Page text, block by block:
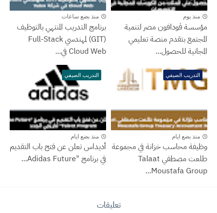
منذ يوم
مؤسسة ڤودافون مصر لتنمية
المجتمع بتقدم منصة تعليمي
المجانية للحصول...
منذ بضع ساعات
برنامج التدريب المنتهي بالتوظيف
(GIT) لمهندسي Full-Stack
Cloud Web في...
التدريب الصيفي
منذ بضع ايام
وظيفة محاسب خزانة في مجموعة
طلعت مصطفي Talaat
Moustafa Group...
التدريب الصيفي
منذ بضع ايام
أديداس تعلن عن فتح باب التقديم
في برنامج "Adidas Future...
تعليقات